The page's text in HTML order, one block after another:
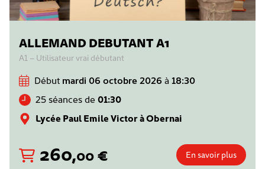
ALLEMAND DEBUTANT A1
A1 – Utilisateur vrai débutant
Début mardi 06 octobre 2026 à 18:30
25 séances de 01:30
Lycée Paul Emile Victor à Obernai
260,00€ En savoir plus